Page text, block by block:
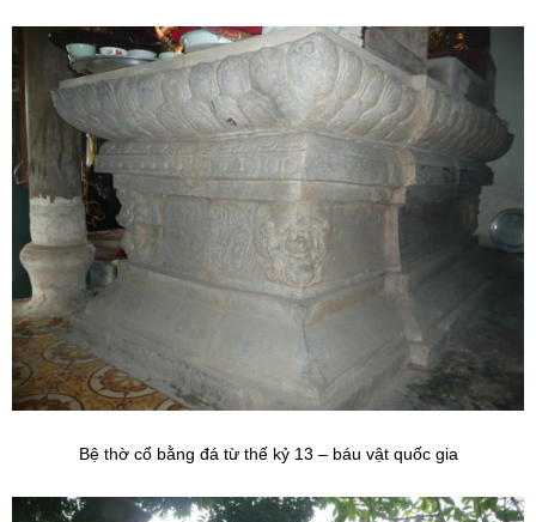
Bệ thờ cổ bằng đá từ thế kỷ 13 – báu vật quốc gia